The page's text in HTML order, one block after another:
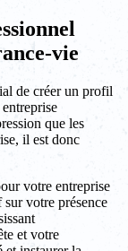
vie
de créer un profil
que les
il est donc
votre entreprise
votre présence
et votre